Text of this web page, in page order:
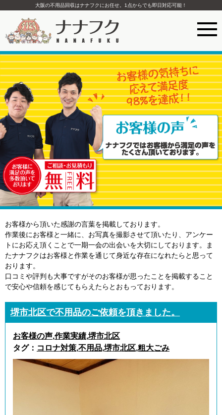
大阪の不用品回収はナナフクにお任せ。1点からでも即日対応可能！
お客様から頂いた感謝の言葉を掲載しております。
作業後にお客様と一緒に、お写真を撮影させて頂いたり、アンケー
トにお応え頂くことで一期一会の出会いを大切にしております。ま
たナナフクはお客様と作業を通じて身近な存在になれたらと思って
おります。
口コミや評判も大事ですがそのお客様が思ったことを掲載すること
で安心や信頼を感じてもらえたらとおもっております。
堺市北区で不用品のご依頼を頂きました。
お客様の声,作業実績,堺市北区
タグ： コロナ対策,不用品,堺市北区,粗大ごみ